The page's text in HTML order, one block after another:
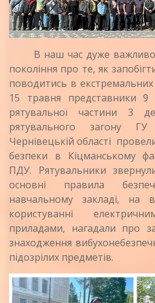
В наш час дуже важливо
покоління про те, як
поводитись в екстремальних
15 травня представники
рятувальної частини 3
рятувального загону
Чернівецькій області
безпеки в Кіцманському
ПДУ. Рятувальники
основні правила
навчальному закладі,
користуванні
приладами, нагадали про
знаходження
підозрілих предметів.